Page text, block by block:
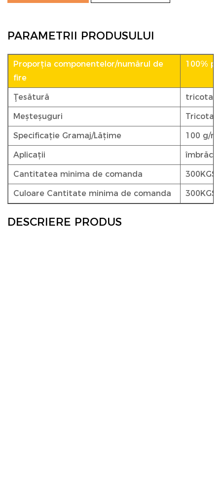
PARAMETRII PRODUSULUI
Proporția componentelor/numărul de
fire
100%
Ţesătură tricotat
Meșteșuguri Tricotat
Specificație Gramaj/Lățime 100 g/
Aplicații
Cantitatea minima de comanda 300KGS
Culoare Cantitate minima de comanda 300KGS
DESCRIERE PRODUS